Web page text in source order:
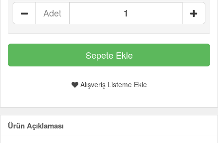
Adet
Alışveriş Listeme Ekle
Ürün Açıklaması